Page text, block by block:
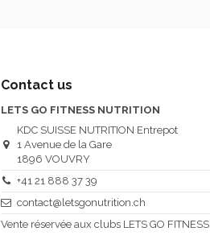
Contact us
LETS GO FITNESS NUTRITION
KDC SUISSE NUTRITION Entrepot
1 Avenue de la Gare
1896 VOUVRY
+41 21 888 37 39
contact@letsgonutrition.ch
Vente réservée aux clubs LETS GO FITNESS